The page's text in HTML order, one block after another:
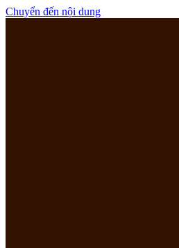
Chuyển đến nội dung